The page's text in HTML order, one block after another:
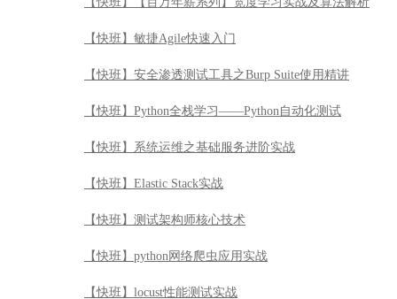
【快班】敏捷Agile快速入门
【快班】安全渗透测试工具之Burp Suite使用精讲
【快班】Python全栈学习——Python自动化测试
【快班】系统运维之基础服务进阶实战
【快班】Elastic Stack实战
【快班】测试架构师核心技术
【快班】python网络爬虫应用实战
【快班】locust性能测试实战